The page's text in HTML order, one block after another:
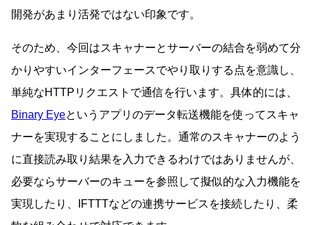
開発があまり活発ではない印象です。
そのため、今回はスキャナーとサーバーの結合を弱めて分
かりやすいインターフェースでやり取りする点を意識し、
単純なHTTPリクエストで通信を行います。具体的には、
Binary Eyeというアプリのデータ転送機能を使ってスキャ
ナーを実現することにしました。通常のスキャナーのよう
に直接読み取り結果を入力できるわけではありませんが、
必要ならサーバーのキューを参照して擬似的な入力機能を
実現したり、IFTTTなどの連携サービスを接続したり、柔